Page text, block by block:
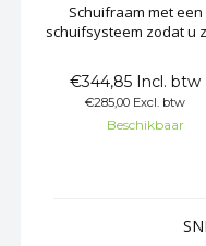
Schuifraam met een
schuifsysteem zodat u
Het schuifraam is
van 80% verduisterd
privacyglas. Hierdoor
wel zelf naar buiten
€344,85 Incl. btw
€285,00 Excl. btw
Beschikbaar